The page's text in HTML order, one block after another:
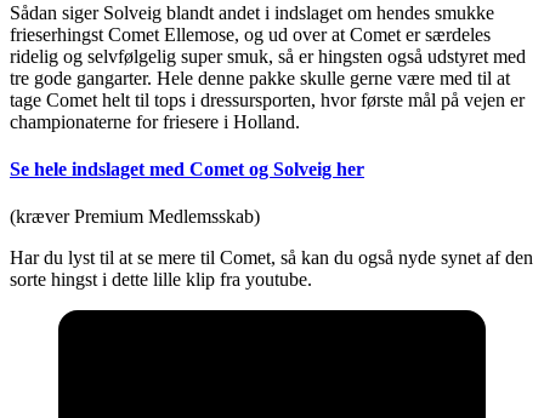
Sådan siger Solveig blandt andet i indslaget om hendes smukke
frieserhingst Comet Ellemose, og ud over at Comet er særdeles
ridelig og selvfølgelig super smuk, så er hingsten også udstyret med
tre gode gangarter. Hele denne pakke skulle gerne være med til at
tage Comet helt til tops i dressursporten, hvor første mål på vejen er
championaterne for friesere i Holland.
Se hele indslaget med Comet og Solveig her
(kræver Premium Medlemsskab)
Har du lyst til at se mere til Comet, så kan du også nyde synet af den
sorte hingst i dette lille klip fra youtube.